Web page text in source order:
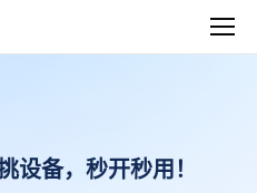
设备，秒开秒用！